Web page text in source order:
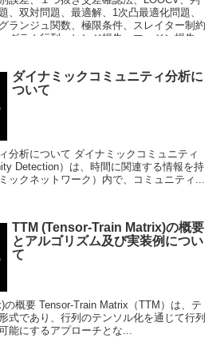
、双対問題、最適解、1次凸最適化問題、
ランジュ関数、極限条件、スレイター制約
グラム行列、ヒンジ損失、マージン損失、
ダイナミックコミュニティ分析に
ついて
分析について ダイナミックコミュニティ
Detection）は、時間に関連する情報を持
ックネットワーク）内で、コミュニティ...
TTM (Tensor-Train Matrix)の概要
とアルゴリズム及び実装例につい
て
の概要 Tensor-Train Matrix（TTM）は、テ
式であり、行列のテンソル化を通じて行列
能にするアプローチとな...